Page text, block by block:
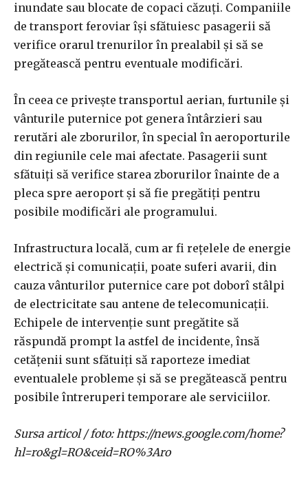
inundate sau blocate de copaci căzuți. Companiile
de transport feroviar își sfătuiesc pasagerii să
verifice orarul trenurilor în prealabil și să se
pregătească pentru eventuale modificări.
În ceea ce privește transportul aerian, furtunile și
vânturile puternice pot genera întârzieri sau
rerutări ale zborurilor, în special în aeroporturile
din regiunile cele mai afectate. Pasagerii sunt
sfătuiți să verifice starea zborurilor înainte de a
pleca spre aeroport și să fie pregătiți pentru
posibile modificări ale programului.
Infrastructura locală, cum ar fi rețelele de energie
electrică și comunicații, poate suferi avarii, din
cauza vânturilor puternice care pot doborî stâlpi
de electricitate sau antene de telecomunicații.
Echipele de intervenție sunt pregătite să
răspundă prompt la astfel de incidente, însă
cetățenii sunt sfătuiți să raporteze imediat
eventualele probleme și să se pregătească pentru
posibile întreruperi temporare ale serviciilor.
Sursa articol / foto: https://news.google.com/home?
hl=ro&gl=RO&ceid=RO%3Aro